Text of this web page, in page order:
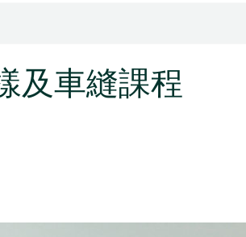
及車縫課程